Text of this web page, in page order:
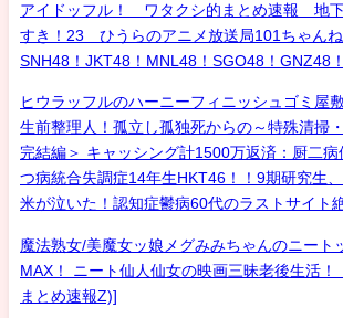
アイドッフル！ ワタクシ的まとめ速報 地
すき！23 ひうらのアニメ放送局101ちゃん
SNH48！JKT48！MNL48！SGO48！GNZ48
ヒウラッフルのハーニーフィニッシュゴミ屋
生前整理人！孤立し孤独死からの～特殊清掃
完結編＞ キャッシング計1500万返済：厨二病
つ病統合失調症14年生HKT46！！9期研究生
米が泣いた！認知症鬱病60代のラストサイト
魔法熟女/美魔女ッ娘メグみみちゃんのニート
MAX！ ニート仙人仙女の映画三昧老後生活！
まとめ速報Z)]